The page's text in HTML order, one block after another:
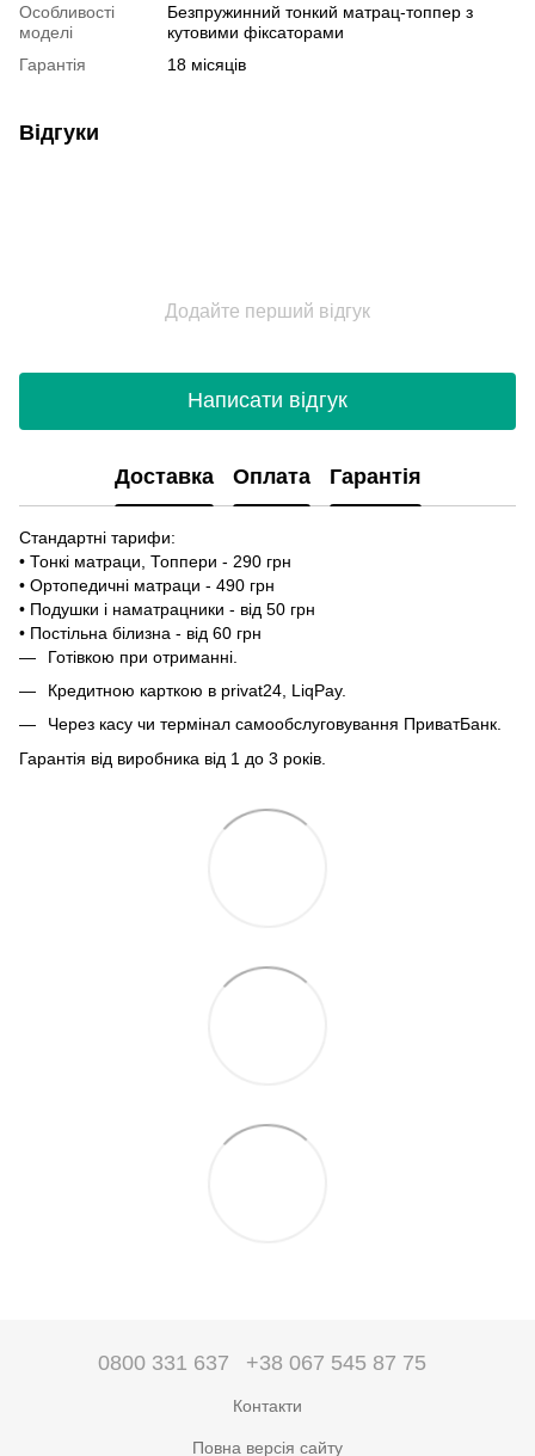
Особливості
моделі
Безпружинний тонкий матрац-топпер з
кутовими фіксаторами
Гарантія
18 місяців
Відгуки
Додайте перший відгук
Написати відгук
Доставка Оплата Гарантія
Стандартні тарифи:
• Тонкі матраци, Топпери - 290 грн
• Ортопедичні матраци - 490 грн
• Подушки і наматрацники - від 50 грн
• Постільна білизна - від 60 грн
Готівкою при отриманні.
Кредитною карткою в privat24, LiqPay.
Через касу чи термінал самообслуговування ПриватБанк.
Гарантія від виробника від 1 до 3 років.
0800 331 637 +38 067 545 87 75
Контакти
Повна версія сайту